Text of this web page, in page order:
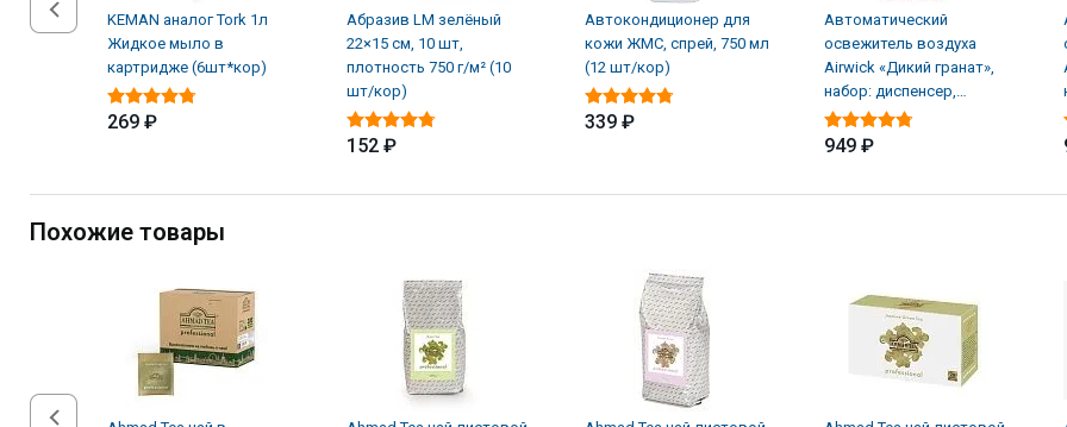
KEMAN аналог Tork 1л
Жидкое мыло в
картридже (6шт*кор)
269 ₽
Абразив LM зелёный
22×15 см, 10 шт,
плотность 750 г/м² (10
шт/кор)
152 ₽
Автокондиционер для
кожи ЖМС, спрей, 750 мл
(12 шт/кор)
339 ₽
Автоматический
освежитель воздуха
Airwick «Дикий гранат»,
набор: диспенсер,
батарейки, баллон (4 шт/
949 ₽
Похожие товары